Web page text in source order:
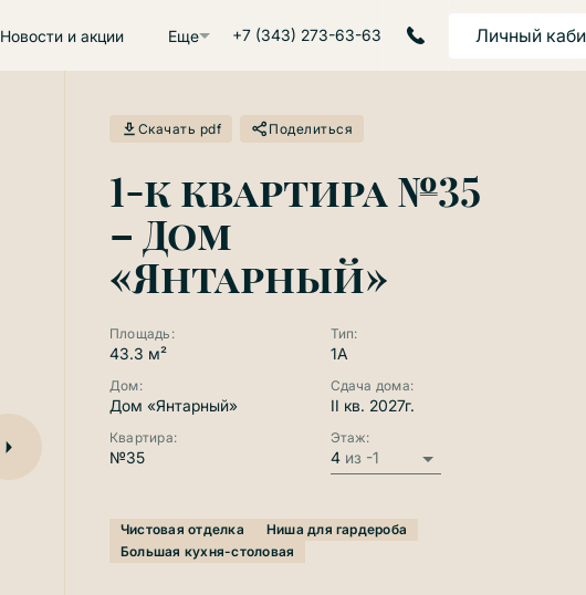
Новости и акции Еще +7 (343) 273-63-63 Личный
Двор
Скачать pdf Поделиться
1-к квартира №35
– Дом
«Янтарный»
Площадь:
43.3 м²
Тип:
1A
Дом:
Дом «Янтарный»
Сдача дома:
II кв. 2027г.
Квартира:
№35
Этаж:
4 из -1
Чистовая отделка
Ниша для гардероба
Большая кухня-столовая